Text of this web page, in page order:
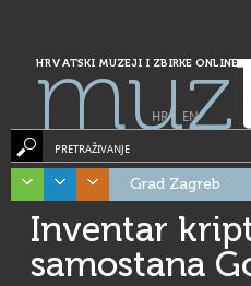
HRVATSKI MUZEJI I ZBIRKE ONLINE
muz
HR| EN
PRETRAŽIVANJE
Grad Zagreb
Inventar
samostana